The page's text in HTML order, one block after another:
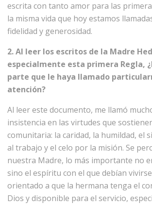
escrita con tanto amor para las
la misma vida que hoy estamos
fidelidad y generosidad.
2. Al leer los escritos de la Madre
especialmente esta primera Regla,
parte que le haya llamado
atención?
Al leer este documento, me llamó
insistencia en las virtudes que
comunitaria: la caridad, la humildad, el
al trabajo y el celo por la misión. Se
nuestra Madre, lo más importante no
sino el espíritu con el que debían
orientado a que la hermana tenga el
Dios y disponible para el servicio,